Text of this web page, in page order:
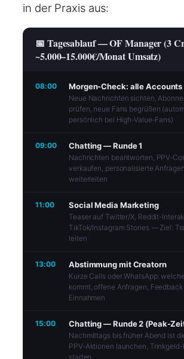
in der Praxis aus:
📅 Tagesablauf — OF Manager (3
~5.000–15.000€/Monat Umsatz)
08:00 Morgen-Check: alle Accounts
Neue Nachrichten sichten,
prüfen, neue Fans begrüßen
persönlich bei High-Value-Fans)
09:00 Chatting — Runde 1
Nachrichten beantworten, PPV-
verkaufen, personalisierte
weiterleiten
11:00 Social Media Marketing
Teaser auf Twitter/X, Reddit-
TikTok/Instagram Stories — Ziel:
leiten
13:00 Abstimmung mit Creatorn
Kurze Calls oder WhatsApp:
kommt, offene Anfragen,
Einnahmen
15:00 Chatting — Runde 2 (Peak-
Nachmittags bis früher Abend ist
PPV-Aktionen launchen,
starten